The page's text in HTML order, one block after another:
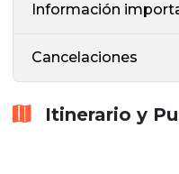
Información
Cancelaciones
Itinerario y